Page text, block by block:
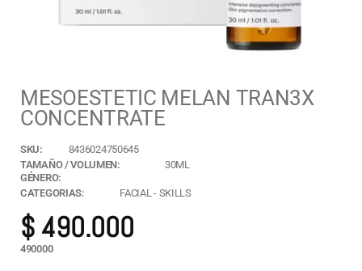
MESOESTETIC MELAN TRAN3X
CONCENTRATE
SKU:
8436024750645
TAMAÑO / VOLUMEN:
30ML
GÉNERO:
CATEGORIAS:
FACIAL- SKILLS
$ 490.000
490000